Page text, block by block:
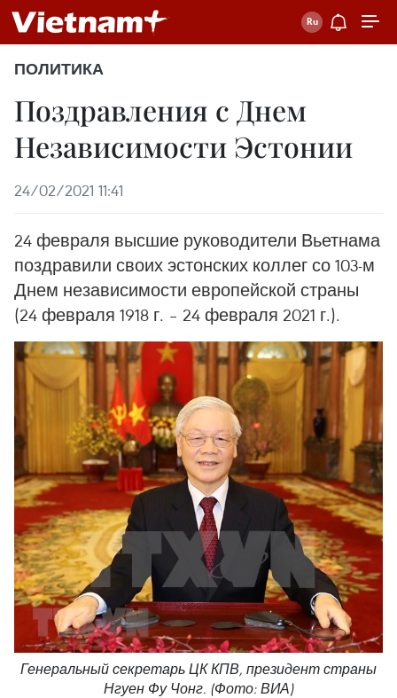
ПОЛИТИКА
Поздравления с Днем
Независимости Эстонии
24/02/2021 11:41
24 февраля высшие руководители Вьетнама
поздравили своих эстонских коллег со 103-м
Днем независимости европейской страны
(24 февраля 1918 г. – 24 февраля 2021 г.).
Генеральный секретарь ЦК КПВ, президент страны
Нгуен Фу Чонг. (Фото: ВИА)